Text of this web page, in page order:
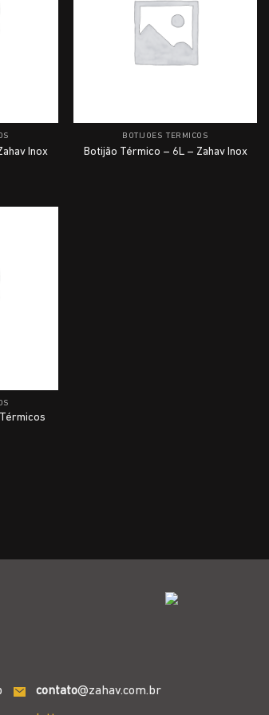
Inox
BOTIJÕES TÉRMICOS
Botijão Térmico – 6L – Zahav Inox
contato@zahav.com.br